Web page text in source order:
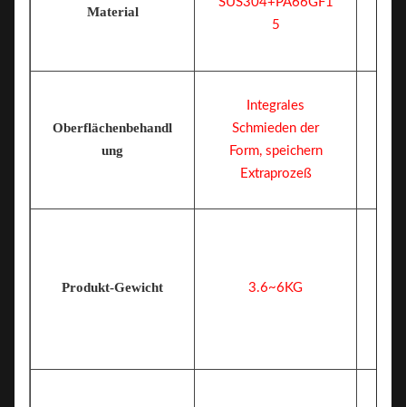
Material
5
Oberflächenbehandl
ung
Integrales
Schmieden der
Form, speichern
Extraprozeß
Produkt-Gewicht 3.6~6KG